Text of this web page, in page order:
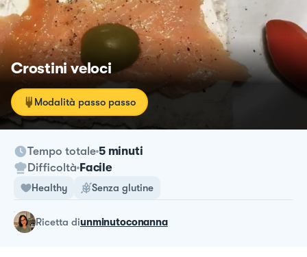
Crostini veloci
Modalità passo passo
Tempo totale 5 minuti
Difficoltà Facile
Healthy Senza glutine
ricetta diunminutoconanna